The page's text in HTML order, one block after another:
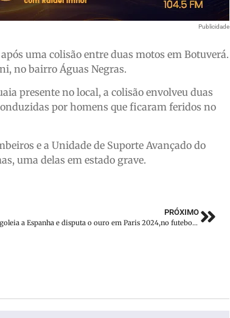
Publicidade
uma colisão entre duas motos em Botuverá.
no bairro Águas Negras.
presente no local, a colisão envolveu duas
por homens que ficaram feridos no
e a Unidade de Suporte Avançado do
uma delas em estado grave.
PRÓXIMO
Brasil goleia a Espanha e disputa o ouro em Paris 2024,no futebol feminino